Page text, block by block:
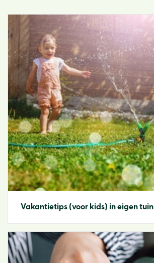
Vakantietips (voor kids) in eigen tuin